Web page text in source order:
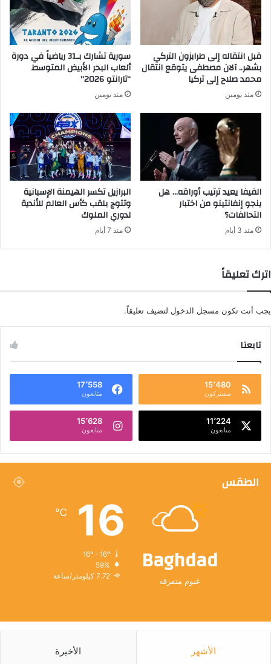
ل
ك
ت
ر
و
ن
ي
قبل انتقاله إلى طرابزون التركي
بشهر.. آلان مصطفى يتوقع انتقال
محمد صلاح إلى تركيا
منذ يومين
سورية تشارك بـ31 رياضياً في دورة
ألعاب البحر الأبيض المتوسط
“تارانتو 2026”
منذ يومين
الفيفا يعيد ترتيب أوراقه… هل
ينجو إنفانتينو من اختبار
التحالفات؟
منذ 3 أيام
البرازيل تكسر الهيمنة الإسبانية
وتتوج بلقب كأس العالم للأندية
لدوري الملوك
منذ 7 أيام
اترك تعليقاً
يجب أنت تكون مسجل الدخول لتضيف تعليقاً.
تابعنا
15٬480
مشتركون
17٬558
متابعون
11٬224
متابعون
15٬628
متابعون
الطقس
Baghdad
غيوم متفرقة
16
℃
59%
7.72 كيلومتر/ساعة
الأشهر الأخيرة